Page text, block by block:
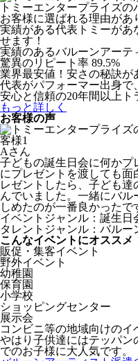
トミーエンタープライズ
お客様に選ばれる理由があ
実績がある代表トミーがあ
せます！
実績のあるバルーンアーテ
驚異のリピート率 89.5%
業界最安値！安さの秘訣が
代表がパフォーマー出身で
安心と信頼の20年間以上ト
もっと詳しく
お客様の声
Aさん
子どもの誕生日会に何かプ
にプレゼントを渡しても
レゼントしたら、子ども
んでいました。一緒にバ
しめたのが一番良かったで
イベントジャンル：誕生日
タレントジャンル：バルー
こんなイベントにオススメ
販促・集客イベント
野外イベント
幼稚園
保育園
小学校
ショッピングセンター
展示会
コンビニ等の地域向けのイ
やはり子供達にはテッパン
でのお子様に大人気です。